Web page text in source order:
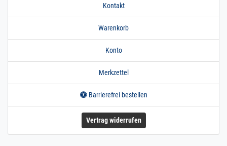
Kontakt
Warenkorb
Konto
Merkzettel
Barrierefrei bestellen
Vertrag widerrufen